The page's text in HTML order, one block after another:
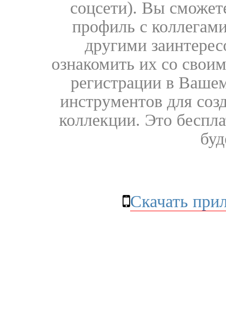
соцсети). Вы
профиль с
другими
ознакомить их со
регистрации в
инструментов для
коллекции. Это
Скачать